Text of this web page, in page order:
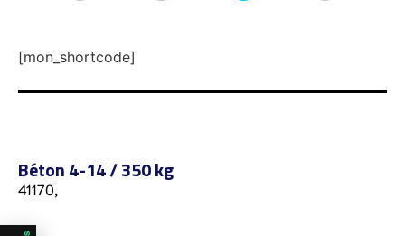
[mon_shortcode]
Béton 4-14 / 350 kg
41170,